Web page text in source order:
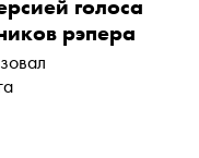
голоса
рэпера